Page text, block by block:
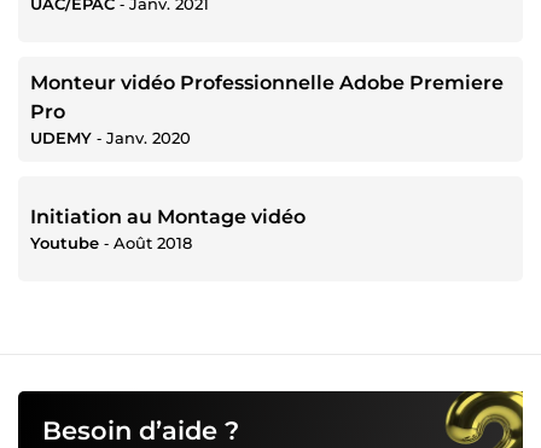
UAC/EPAC ‐ Janv. 2021
Monteur vidéo Professionnelle Adobe Premiere
Pro
UDEMY ‐ Janv. 2020
Initiation au Montage vidéo
Youtube ‐ Août 2018
Besoin d’aide ?